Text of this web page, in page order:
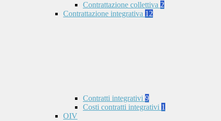
Contrattazione collettiva 2
Contrattazione integrativa 12
Contratti integrativi 9
Costi contratti integrativi 1
OIV